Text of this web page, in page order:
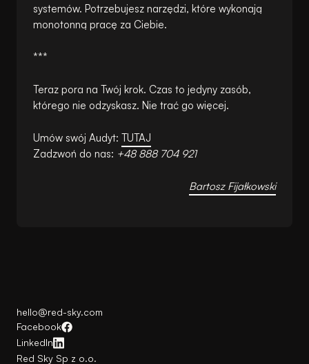
systemów. Potrzebujesz narzędzi, które wykonają
monotonną pracę za Ciebie.
***
Teraz pora na Twój krok. Czas to jedyny zasób,
którego nie odzyskasz. Nie trać go więcej.
Umów swój Audyt: TUTAJ
Zadzwoń do nas: +48 888 704 921
Bartosz Fijałkowski
hello@red-sky.com
Facebook
LinkedIn
Red Sky Sp z o.o.